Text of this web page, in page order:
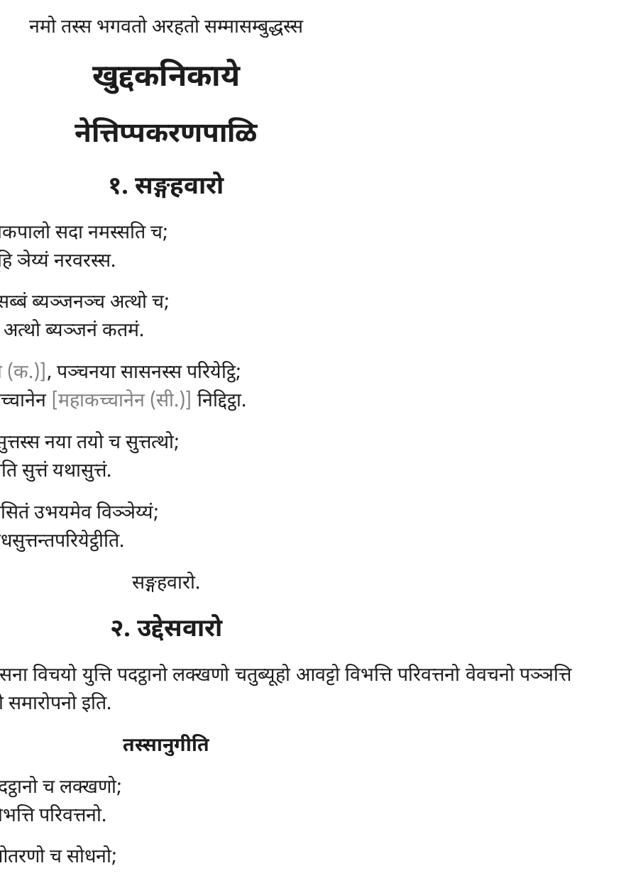
नमो तस्स भगवतो अरहतो सम्मासम्बुद्धस्स
खुद्दकनिकाये
नेत्तिप्पकरणपाळि
१. सङ्गहवारो
सदा नमस्सति च;
ञेय्यं नरवरस्स.
सब्बं ब्यञ्जनञ्च अत्थो च;
ब्यञ्जनं कतमं.
(क.)], पञ्चनया सासनस्स परियेट्ठि;
[महाकच्चानेन (सी.)] निद्दिट्ठा.
नया तयो च सुत्तत्थो;
सुत्तं यथासुत्तं.
उभयमेव विञ्ञेय्यं;
सङ्गहवारो.
२. उद्देसवारो
विचयो युत्ति पदट्ठानो लक्खणो चतुब्यूहो आवट्टो विभत्ति परिवत्तनो वेवचनो पञ्ञत्ति
इति.
तस्सानुगीति
च लक्खणो;
परिवत्तनो.
च सोधनो;